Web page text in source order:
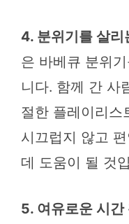
4. 분위기를 살리
은 바베큐 분위
니다. 함께 간 사
절한 플레이리스
시끄럽지 않고
데 도움이 될 것
5. 여유로운 시간